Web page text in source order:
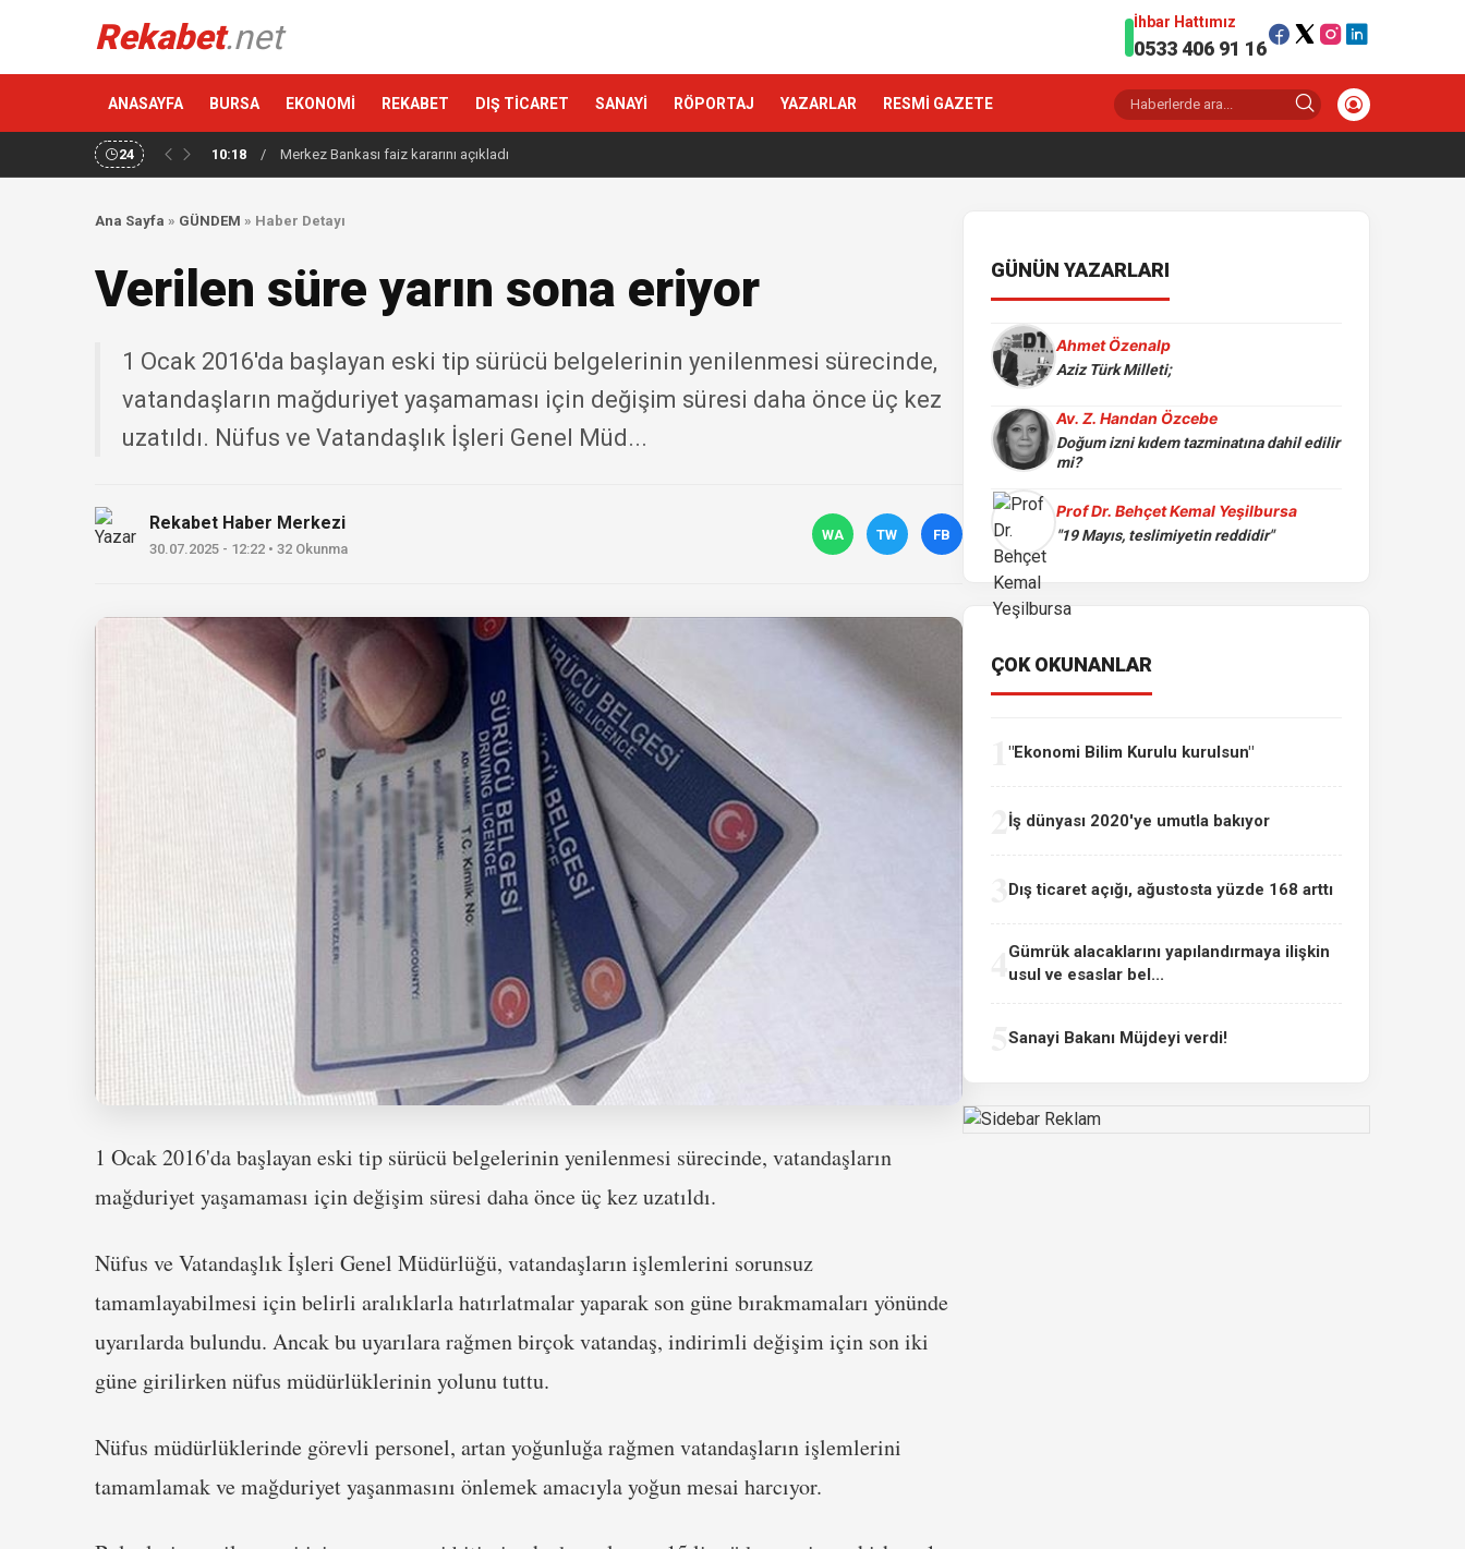
Rekabet.net İhbar Hattımız
0533 406 91 16
ANASAYFA BURSA EKONOMİ REKABET DIŞ TİCARET SANAYİ RÖPORTAJ YAZARLAR RESMİ GAZETE
24 10:18 / Merkez Bankası faiz kararını açıkladı
Ana Sayfa » GÜNDEM » Haber Detayı
Verilen süre yarın sona eriyor
1 Ocak 2016'da başlayan eski tip sürücü belgelerinin yenilenmesi sürecinde,
vatandaşların mağduriyet yaşamaması için değişim süresi daha önce üç kez
uzatıldı. Nüfus ve Vatandaşlık İşleri Genel Müd...
Rekabet Haber Merkezi
30.07.2025 - 12:22 • 32 Okunma
WA TW FB
1 Ocak 2016'da başlayan eski tip sürücü belgelerinin yenilenmesi sürecinde, vatandaşların
mağduriyet yaşamaması için değişim süresi daha önce üç kez uzatıldı.
Nüfus ve Vatandaşlık İşleri Genel Müdürlüğü, vatandaşların işlemlerini sorunsuz
tamamlayabilmesi için belirli aralıklarla hatırlatmalar yaparak son güne bırakmamaları yönünde
uyarılarda bulundu. Ancak bu uyarılara rağmen birçok vatandaş, indirimli değişim için son iki
güne girilirken nüfus müdürlüklerinin yolunu tuttu.
Nüfus müdürlüklerinde görevli personel, artan yoğunluğa rağmen vatandaşların işlemlerini
tamamlamak ve mağduriyet yaşanmasını önlemek amacıyla yoğun mesai harcıyor.
GÜNÜN YAZARLARI
Ahmet Özenalp
Aziz Türk Milleti;
Av. Z. Handan Özcebe
Doğum izni kıdem tazminatına dahil edilir
mi?
Prof Dr. Behçet Kemal Yeşilbursa
"19 Mayıs, teslimiyetin reddidir"
ÇOK OKUNANLAR
"Ekonomi Bilim Kurulu kurulsun"
İş dünyası 2020'ye umutla bakıyor
Dış ticaret açığı, ağustosta yüzde 168 arttı
Gümrük alacaklarını yapılandırmaya ilişkin
usul ve esaslar bel...
Sanayi Bakanı Müjdeyi verdi!